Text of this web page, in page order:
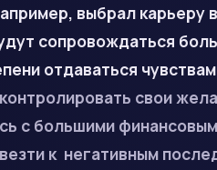
выбрал карьеру
сопровождаться
отдаваться
свои
с большими
к негативным